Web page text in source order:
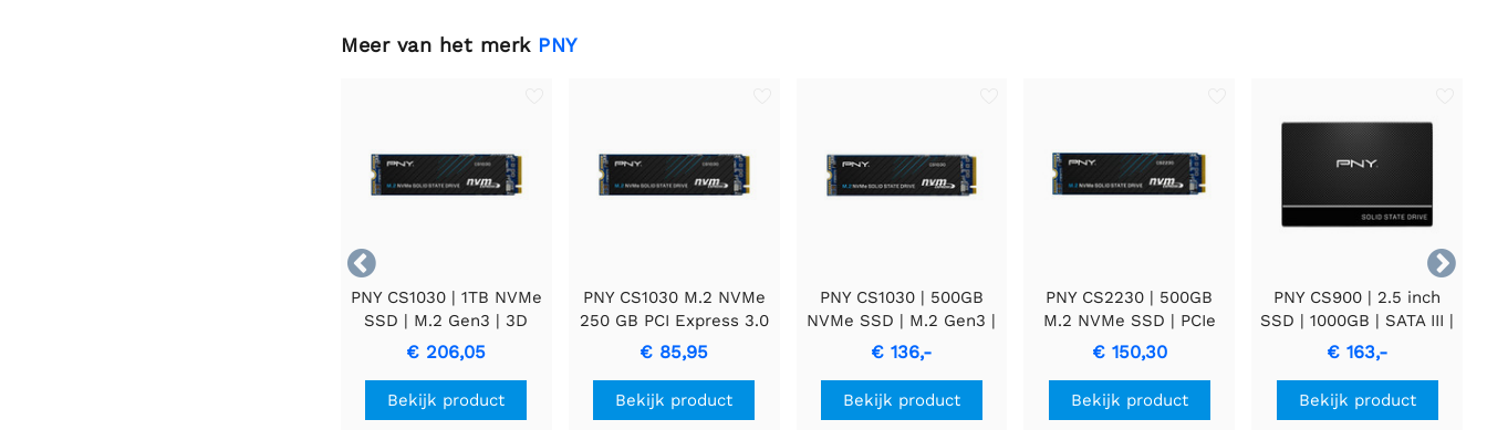
Meer van het merk PNY


PNY CS1030 | 1TB NVMe
SSD | M.2 Gen3 | 3D
NAND Flash | 2.100 MB/s
lezen | 1.900 MB/s
schrijven
€ 206,05
Bekijk product
PNY CS1030 M.2 NVMe
250 GB PCI Express 3.0
€ 85,95
Bekijk product
PNY CS1030 | 500GB
NVMe SSD | M.2 Gen3 |
2.000MB/s lezen |
1.100MB/s schrijven
€ 136,-
Bekijk product
PNY CS2230 | 500GB
M.2 NVMe SSD | PCIe
3.0 | 3D NAND Flash
€ 150,30
Bekijk product
PNY CS900 | 2.5 inch
SSD | 1000GB | SATA III |
3D TLC NAND
€ 163,-
Bekijk product